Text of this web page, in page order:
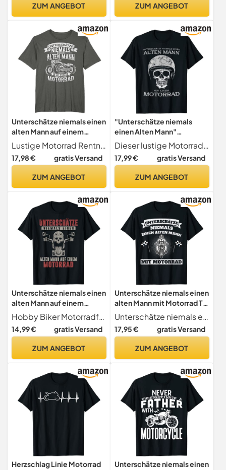
ZUM ANGEBOT ZUM ANGEBOT
Unterschätze niemals einen
alten Mann auf einem
Motorrad T-Shirt
Lustige Motorrad Rentner Geschenke für Biker
17,98 € gratis Versand
ZUM ANGEBOT
"Unterschätze niemals
einen Alten Mann"
Motorrad T-Shirt
Dieser lustige Motorrad Spruch "Unterschätze niemals einen Alten Mann" für Leidenschaftliche Biker. Für Motorradfahrer ein tolles Motorrad Zubehör für Alte Männ auf einem Motorrad und Fahrer der 60er, 70, 80er, 90er Jahre.
17,99 € gratis Versand
ZUM ANGEBOT
Unterschätze niemals einen
alten Mann auf einem
Motorrad T-Shirt
Hobby Biker Motorradfahren Geschenk
14,99 € gratis Versand
ZUM ANGEBOT
Unterschätze niemals einen
alten Mann mit Motorrad T-
Shirt
Unterschätze niemals einen alten Mann mit Motorrad tolles Biker Outfit für junggebliebene Biker.
17,95 € gratis Versand
ZUM ANGEBOT
Herzschlag Linie Motorrad
Unterschätze niemals einen